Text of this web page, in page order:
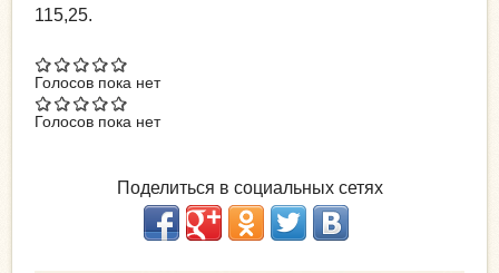
115,25.
Голосов пока нет
Голосов пока нет
Поделиться в социальных сетях